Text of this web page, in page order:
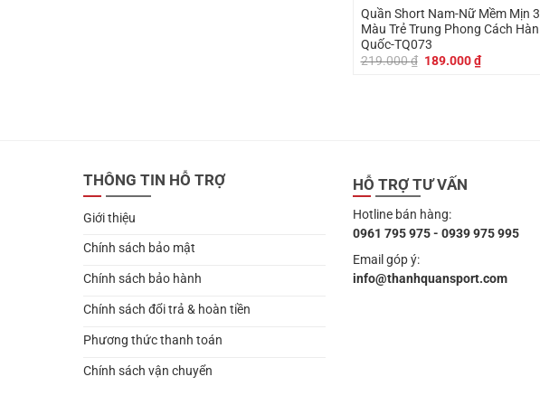
Quần Short Nam-Nữ Mềm Mịn 3
Màu Trẻ Trung Phong Cách Hàn
Quốc-TQ073
219.000₫ Giá
189.000₫Giá
hiện
THÔNG TIN HỖ TRỢ
Giới thiệu
Chính sách bảo mật
Chính sách bảo hành
Chính sách đổi trả & hoàn tiền
Phương thức thanh toán
Chính sách vận chuyển
HỖ TRỢ TƯ VẤN
Hotline bán hàng:
0961 795 975 - 0939 975 995
Email góp ý:
info@thanhquansport.com